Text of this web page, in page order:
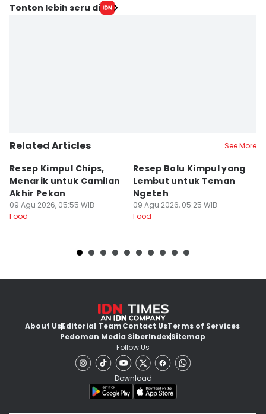
Editor
Tonton lebih seru di
Related Articles See More
Resep Kimpul Chips,
Menarik untuk Camilan
Akhir Pekan
09 Agu 2026, 05:55 WIB
Food
Resep Bolu Kimpul yang
Lembut untuk Teman
Ngeteh
09 Agu 2026, 05:25 WIB
Food
About UsEditorial TeamContact UsTerms of Services
Pedoman Media SiberIndexSitemap
Follow Us
Download